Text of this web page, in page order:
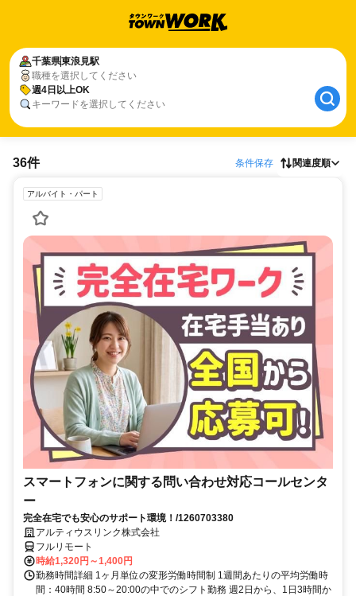
千葉県東浪見駅
職種を選択してください
週4日以上OK
キーワードを選択してください
36件 条件保存 関連度順
アルバイト・パート
スマートフォンに関する問い合わせ対応コールセンタ
ー
完全在宅でも安心のサポート環境！/1260703380
アルティウスリンク株式会社
フルリモート
時給1,320円～1,400円
勤務時間詳細 1ヶ月単位の変形労働時間制 1週間あたりの平均労働時
間：40時間 8:50～20:00の中でのシフト勤務 週2日から、1日3時間か